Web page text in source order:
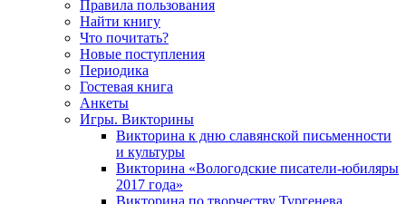
Правила пользования
Найти книгу
Что почитать?
Новые поступления
Периодика
Гостевая книга
Анкеты
Игры. Викторины
Викторина к дню славянской письменности
и культуры
Викторина «Вологодские писатели-юбиляры
2017 года»
Викторина по творчеству Тургенева